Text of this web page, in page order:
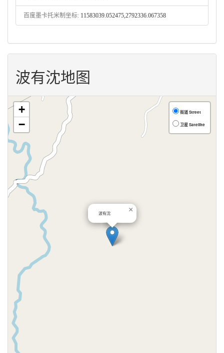
百度墨卡托米制坐标: 11583039.052475,2792336.067358
波有沈地图
波有沈 ×
+
−
街道 Street
卫星 Satellite